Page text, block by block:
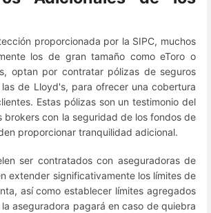
proporcionada por la SIPC, muchos
los de gran tamaño como eToro o
optan por contratar pólizas de seguros
de Lloyd's, para ofrecer una cobertura
Estas pólizas son un testimonio del
brokers con la seguridad de los fondos de
proporcionar tranquilidad adicional.
ser contratados con aseguradoras de
extender significativamente los límites de
así como establecer límites agregados
aseguradora pagará en caso de quiebra